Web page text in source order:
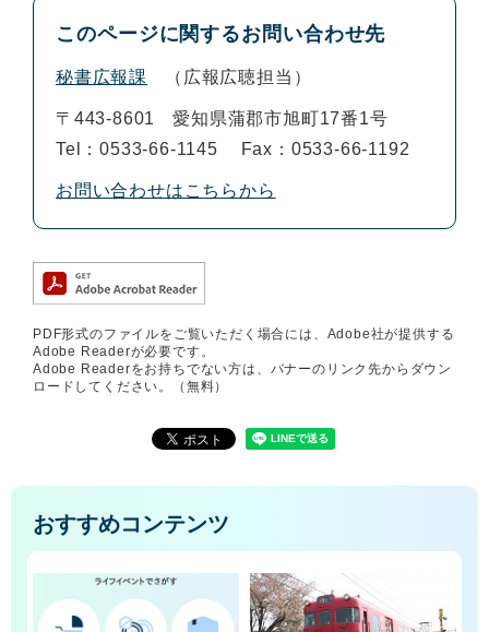
このページに関するお問い合わせ先
秘書広報課 広報広聴担当
〒443-8601
愛知県蒲郡市旭町17番1号
Tel：0533-66-1145
Fax：0533-66-1192
お問い合わせはこちらから
PDF形式のファイルをご覧いただく場合には、Adobe社が提供する
Adobe Readerが必要です。
Adobe Readerをお持ちでない方は、バナーのリンク先からダウン
ロードしてください。（無料）
おすすめコンテンツ